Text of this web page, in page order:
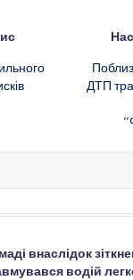
ДТП
внаслідок
водій